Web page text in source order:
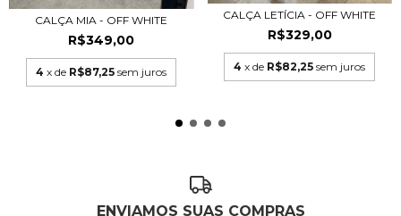
CALÇA MIA - OFF WHITE
R$349,00
4 x de R$87,25 sem juros
CALÇA LETÍCIA - OFF WHITE
R$329,00
4 x de R$82,25 sem juros
ENVIAMOS SUAS COMPRAS